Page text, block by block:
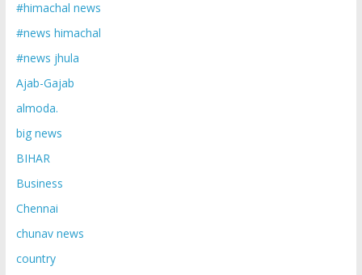
#himachal news
#news himachal
#news jhula
Ajab-Gajab
almoda.
big news
BIHAR
Business
Chennai
chunav news
country